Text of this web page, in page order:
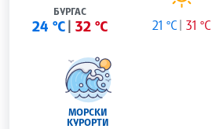
БУРГАС
24 °C 32 °C 21 °C 31 °C
МОРСКИ
КУРОРТИ